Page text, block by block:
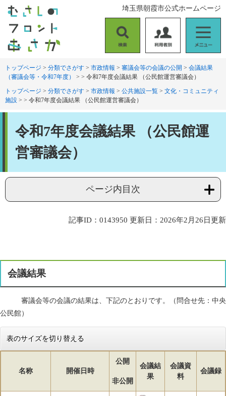
本
文
索
用
者
別
ニ
ュ
ー
埼玉県朝霞市公式ホームページ
トップページ > 分類でさがす > 市政情報 > 審議会等の会議の公開 > 会議結果
（審議会等・令和7年度）
> > 令和7年度会議結果 （公民館運営審議会）
トップページ > 分類でさがす > 市政情報 > 公共施設一覧 > 文化・コミュニティ
施設 > > 令和7年度会議結果 （公民館運営審議会）
令和7年度会議結果 （公民館運
営審議会）
ページ内目次
記事ID：0143950 更新日：2026年2月26日更新
会議結果
審議会等の会議の結果は、下記のとおりです。（問合せ先：中央
公民館）
表のサイズを切り替える
名称 開催日時
公開
非公開
会議結
果
会議資
料
会議録